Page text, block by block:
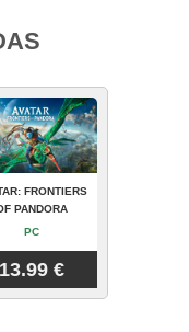
FRONTIERS
PANDORA
PC
13.99 €